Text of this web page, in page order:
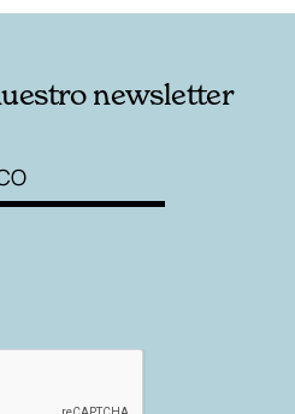
newsletter